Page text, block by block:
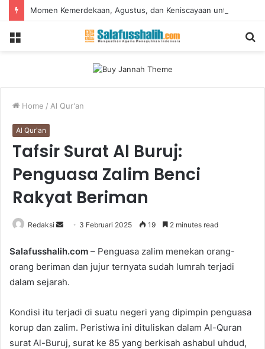
Home / Al Qur'an
Al Qur'an
Tafsir Surat Al Buruj:
Penguasa Zalim Benci
Rakyat Beriman
Redaksi
n
d
a
e
m
a
3 Februari 2025 19 2 minutes read
Salafusshalih.com – Penguasa zalim menekan orang-
orang beriman dan jujur ternyata sudah lumrah terjadi
dalam sejarah.
Kondisi itu terjadi di suatu negeri yang dipimpin penguasa
korup dan zalim. Peristiwa ini dituliskan dalam Al-Quran
surat Al-Buruj, surat ke 85 yang berkisah ashabul uhdud,